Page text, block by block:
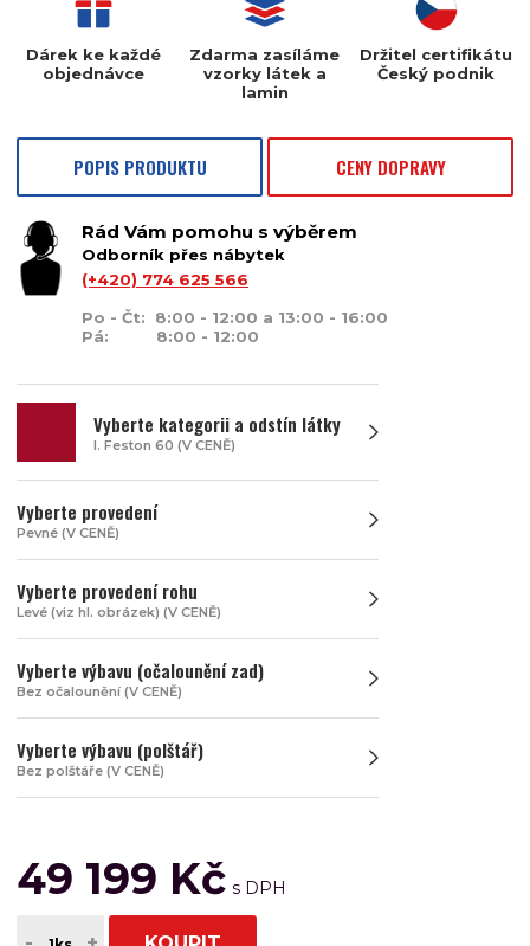
Dárek ke každé
objednávce
Zdarma zasíláme
vzorky látek a
lamin
Držitel certifikátu
Český podnik
POPIS PRODUKTU CENY DOPRAVY
Rád Vám pomohu s výběrem
Odborník přes nábytek
(+420) 774 625 566
Po - Čt: 8:00 - 12:00 a 13:00 - 16:00
Pá: 8:00 - 12:00
Vyberte kategorii a odstín látky
I. Feston 60 (V CENĚ)
Vyberte provedení
Pevné (V CENĚ)
Vyberte provedení rohu
Levé (viz hl. obrázek) (V CENĚ)
Vyberte výbavu (očalounění zad)
Bez očalounění (V CENĚ)
Vyberte výbavu (polštář)
Bez polštáře (V CENĚ)
49 199 Kč